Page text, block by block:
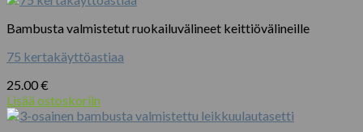
Bambusta valmistetut ruokailuvälineet keittiövälineille
75 kertakäyttöastiaa
25.00€
Lisää ostoskoriin